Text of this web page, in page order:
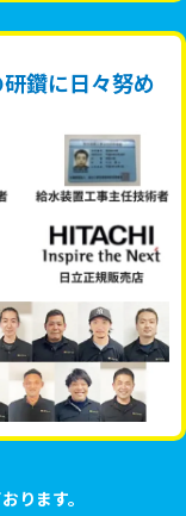
鑽に日々努め
ります。